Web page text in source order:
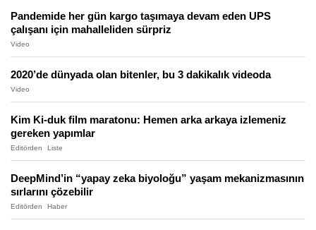
Pandemide her gün kargo taşımaya devam eden UPS
çalışanı için mahalleliden sürpriz
Video
2020’de dünyada olan bitenler, bu 3 dakikalık videoda
Video
Kim Ki-duk film maratonu: Hemen arka arkaya izlemeniz
gereken yapımlar
Editörden Liste
DeepMind’in “yapay zeka biyoloğu” yaşam mekanizmasının
sırlarını çözebilir
Editörden Haber